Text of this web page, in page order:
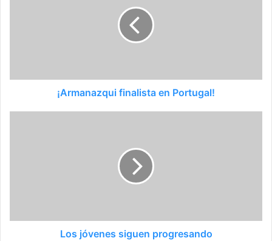
¡Armanazqui finalista en Portugal!
Los jóvenes siguen progresando